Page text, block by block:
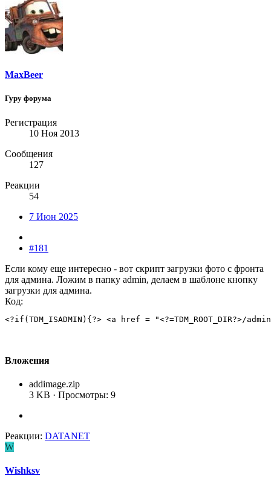
MaxBeer
Гуру форума
Регистрация
10 Ноя 2013
Сообщения
127
Реакции
54
7 Июн 2025
#181
Если кому еще интересно - вот скрипт загрузки фото с фронта
для админа. Ложим в папку admin, делаем в шаблоне кнопку
загрузки для админа.
Код:
<?if(TDM_ISADMIN){?> <a href = "<?=TDM_ROOT_DIR?>/
Вложения
addimage.zip
3 KB · Просмотры: 9
Реакции: DATANET
W
Wishksv